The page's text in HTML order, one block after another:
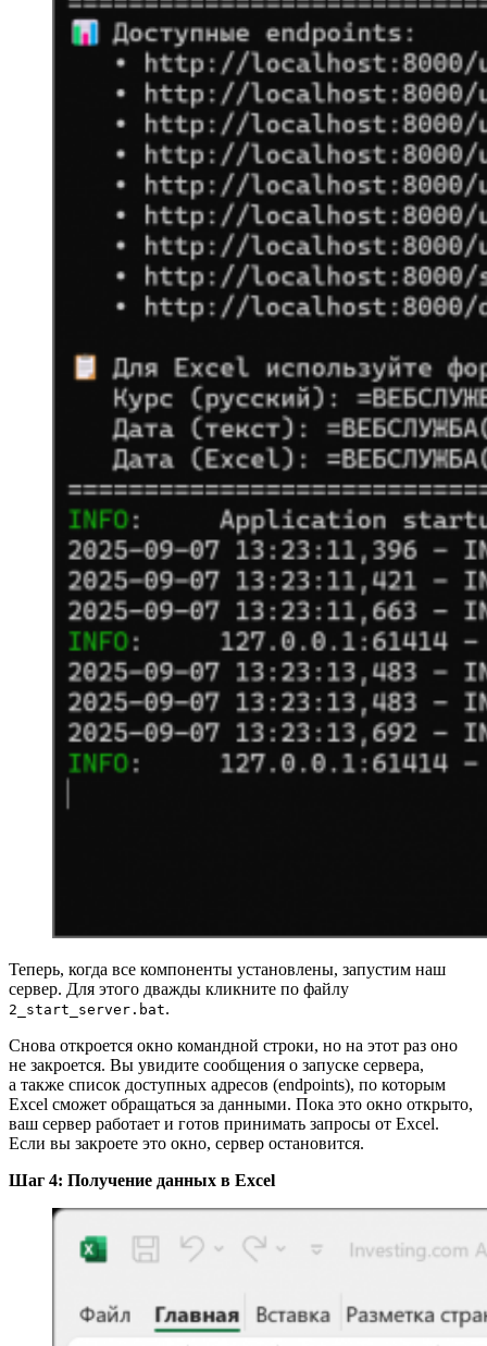
Теперь, когда все компоненты установлены, запустим наш
сервер. Для этого дважды кликните по файлу
2_start_server.bat.
Снова откроется окно командной строки, но на этот раз оно
не закроется. Вы увидите сообщения о запуске сервера,
а также список доступных адресов (endpoints), по которым
Excel сможет обращаться за данными. Пока это окно открыто,
ваш сервер работает и готов принимать запросы от Excel.
Если вы закроете это окно, сервер остановится.
Шаг 4: Получение данных в Excel